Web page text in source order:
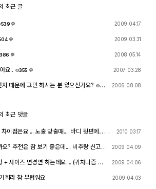
최근 글
539
2009 04.17
2009 03.31
386
2008 05.14
요..
355
2007 03.28
때문에 고민 하시는 분 있으신가요?
36
2006 08.08
최근 댓글
이점은요.... 노출 맞출때.... 바디 뒷편에... 큰
논) , 반 시계반향 줌인 (니콘) 렌즈메커니
결정은..... 주위 사람들이 니콘 많으면 니콘
쓰시면 될 듯합니다..... 렌즈 공유도 있고, 악
20년동안 쓰던 악세서리 때문에.. 못 바꾸
니다.
2010 03.17
? 추천은 참 보기 좋은데.... 비추랑 신고는
2009 04.09
+ 사이즈 변경면 하는데요.... (귀차니즘 발
2009 04.06
회라 참 부럽워요 2009 04.03